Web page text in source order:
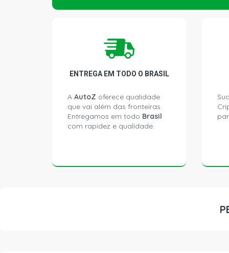
ENTREGA EM TODO O BRASIL
A AutoZ oferece qualidade
que vai além das fronteiras.
Entregamos em todo Brasil
com rapidez e qualidade.